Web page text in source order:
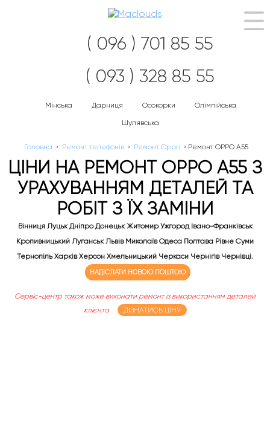
( 096 ) 701 85 55
( 093 ) 328 85 55
Мінська Дарниця Осокорки Олімпійська
Шулявська
Головна › Ремонт телефонів › Ремонт Oppo › Ремонт OPPO A55
ЦІНИ НА РЕМОНТ OPPO A55 З
УРАХУВАННЯМ ДЕТАЛЕЙ ТА
РОБІТ З ЇХ ЗАМІНИ
Вінниця Луцьк Дніпро Донецьк Житомир Ужгород Івано-Франківськ
Кропивницький Луганськ Львів Миколаїв Одеса Полтава Рівне Суми
Тернопіль Харків Херсон Хмельницький Черкаси Чернігів Чернівці.
НАДІСЛАТИ НОВОЮ ПОШТОЮ
Сервіс-центр також може виконати ремонт із використанням деталей
клієнта
ДІЗНАТИСЬ ЦІНУ